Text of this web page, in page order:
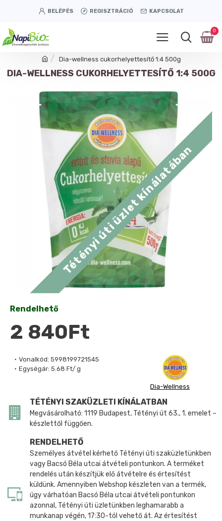
BELÉPÉS REGISZTRÁCIÓ KAPCSOLAT
0
Dia-wellness cukorhelyettesítő 1:4 500g
DIA-WELLNESS CUKORHELYETTESÍTŐ 1:4 500G
Tétényi úti üzlet kínálatában
Vonalkód: 5998199721545
Egységár: 5.68 Ft/ g
Dia-Wellness
Rendelhető
2 840Ft
TÉTÉNYI SZAKÜZLETI KÍNÁLATBAN
Megvásárolható: 1119 Budapest, Tétényi út 63., 1. emelet –
készlettől függően.
RENDELHETŐ
Személyes átvétel kérhető Tétényi úti szaküzletünkben
vagy Bacsó Béla utcai átvételi pontunkon. A terméket
rendelés után készítjük elő átvételre és értesítést
küldünk. Amennyiben Webshop készleten van a termék,
úgy várhatóan Bacsó Béla utcai átvételi pontunkon
azonnal, Tétényi úti üzletünkben leghamarabb a
munkanap végén, 17:30-tól vehető át. Az értesítést